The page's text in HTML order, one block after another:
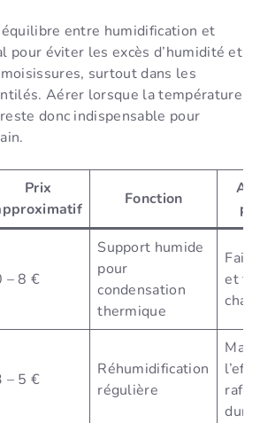
entre humidification et
pour éviter les excès d’humidité et
surtout dans les
Aérer lorsque la température
donc indispensable pour
Prix
Fonction
– 8 €
Support humide
pour
condensation
thermique
et
– 5 €
Réhumidification
régulière